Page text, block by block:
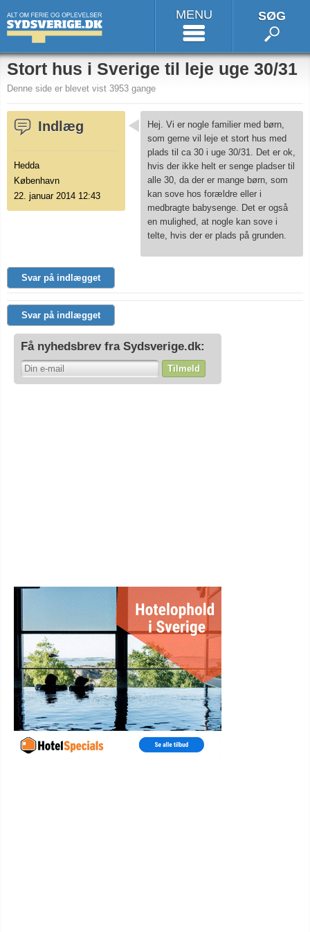
MENU SØG
Stort hus i Sverige til leje uge 30/31
Denne side er blevet vist 3953 gange
Indlæg
Hedda
København
22. januar 2014 12:43
Hej. Vi er nogle familier med børn,
som gerne vil leje et stort hus med
plads til ca 30 i uge 30/31. Det er ok,
hvis der ikke helt er senge pladser til
alle 30, da der er mange børn, som
kan sove hos forældre eller i
medbragte babysenge. Det er også
en mulighed, at nogle kan sove i
telte, hvis der er plads på grunden.
Svar på indlægget
Svar på indlægget
Få nyhedsbrev fra Sydsverige.dk:
Tilmeld